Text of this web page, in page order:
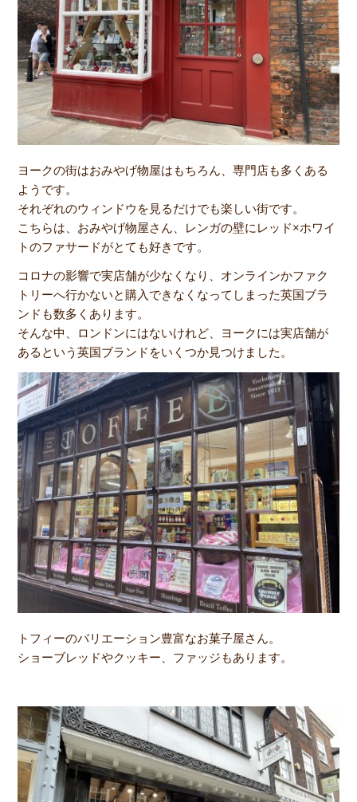
ヨークの街はおみやげ物屋はもちろん、専門店も多くある
ようです。
それぞれのウィンドウを見るだけでも楽しい街です。
こちらは、おみやげ物屋さん、レンガの壁にレッド×ホワイ
トのファサードがとても好きです。
コロナの影響で実店舗が少なくなり、オンラインかファク
トリーへ行かないと購入できなくなってしまった英国ブラ
ンドも数多くあります。
そんな中、ロンドンにはないけれど、ヨークには実店舗が
あるという英国ブランドをいくつか見つけました。
トフィーのバリエーション豊富なお菓子屋さん。
ショーブレッドやクッキー、ファッジもあります。